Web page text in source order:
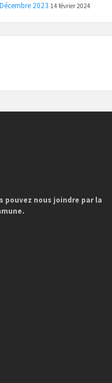
2023 14 février 2024
pouvez nous joindre par la